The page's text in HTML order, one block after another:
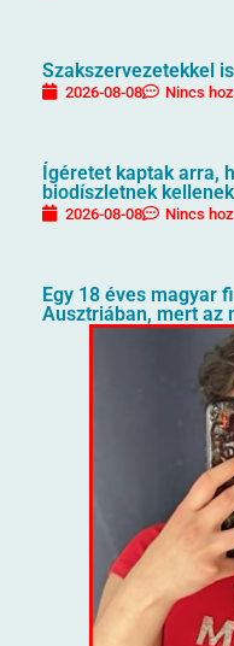
Szakszervezetekkel
2026-08-08 Nincs
Ígéretet kaptak arra,
biodíszletnek kellenek
2026-08-08 Nincs
Egy 18 éves magyar
Ausztriában, mert az